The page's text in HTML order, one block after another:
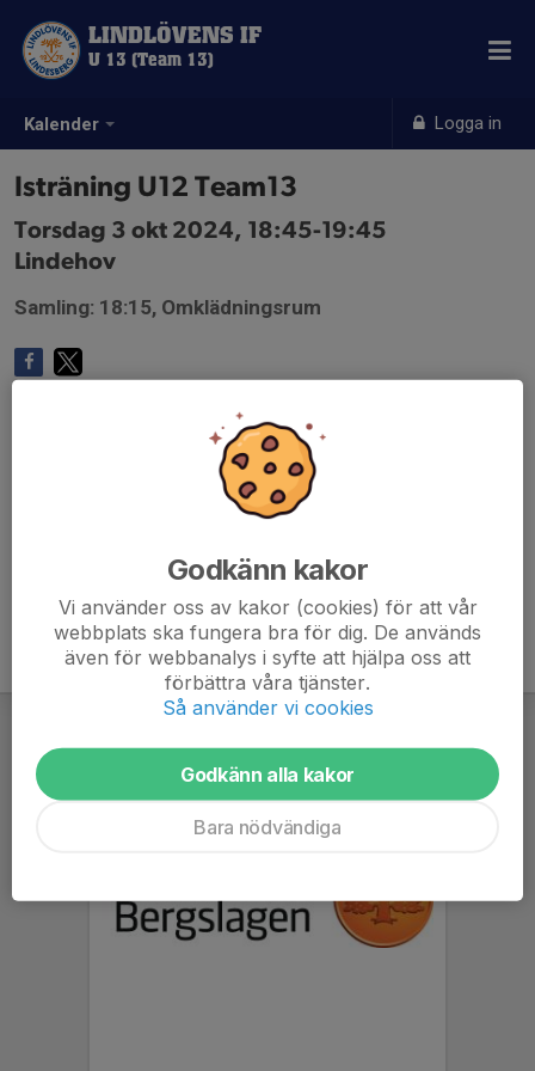
Kalender Logga in
LINDLÖVENS IF
U 13 (Team 13)
Isträning U12 Team13
Torsdag 3 okt 2024, 18:45-19:45
Lindehov
Samling: 18:15, Omklädningsrum
Godkänn kakor
Vi använder oss av kakor (cookies) för att vår
webbplats ska fungera bra för dig. De används
även för webbanalys i syfte att hjälpa oss att
förbättra våra tjänster.
Så använder vi cookies
Godkänn alla kakor
Bara nödvändiga